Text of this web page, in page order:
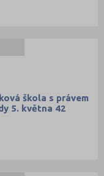
škola s právem
5. května 42